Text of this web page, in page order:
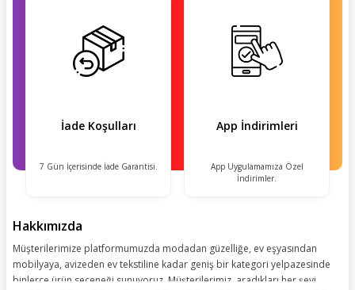
İade Koşulları
7 Gün İçerisinde İade Garantisi.
App İndirimleri
App Uygulamamıza Özel
İndirimler.
Hakkımızda
Müşterilerimize platformumuzda modadan güzelliğe, ev eşyasından
mobilyaya, avizeden ev tekstiline kadar geniş bir kategori yelpazesinde
binlerce ürün seçeneği sunuyoruz. Müşterilerimiz, aradıkları her şeyi